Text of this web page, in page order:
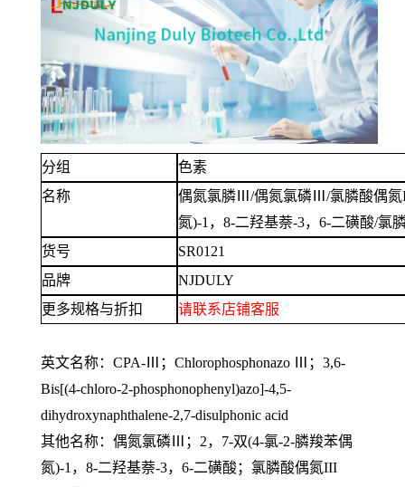
分组
色素
名称
偶氮氯膦 Ⅲ/偶氮氯磷Ⅲ/氯膦酸偶氮
氮)-1，8-二羟基萘-3，6-二磺酸/氯
货号
SR0121
品牌
NJDULY
更多规格与折扣
请联系店铺客服
英文名称： CPA-Ⅲ；Chlorophosphonazo Ⅲ；3,6-
Bis[(4-chloro-2-phosphonophenyl)azo]-4,5-
dihydroxynaphthalene-2,7-disulphonic acid
其他名称：偶氮氯磷 Ⅲ；2，7-双(4-氯-2-膦羧苯偶
氮)-1，8-二羟基萘-3，6-二磺酸；氯膦酸偶氮III